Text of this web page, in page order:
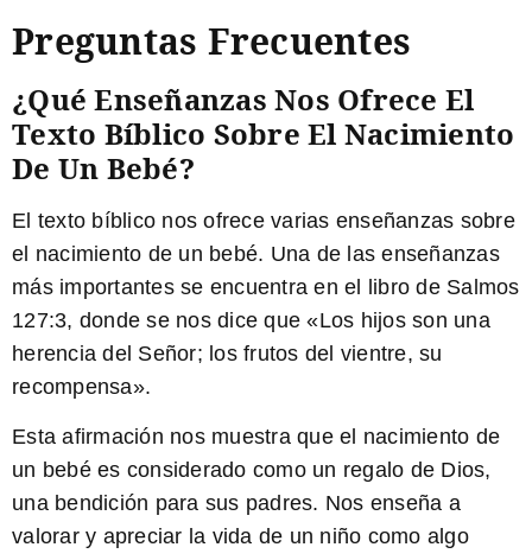
Preguntas Frecuentes
¿Qué Enseñanzas Nos Ofrece El
Texto Bíblico Sobre El Nacimiento
De Un Bebé?
El texto bíblico nos ofrece varias enseñanzas sobre
el nacimiento de un bebé. Una de las enseñanzas
más importantes se encuentra en el libro de Salmos
127:3, donde se nos dice que «Los hijos son una
herencia del Señor; los frutos del vientre, su
recompensa».
Esta afirmación nos muestra que el nacimiento de
un bebé es considerado como un regalo de Dios,
una bendición para sus padres. Nos enseña a
valorar y apreciar la vida de un niño como algo